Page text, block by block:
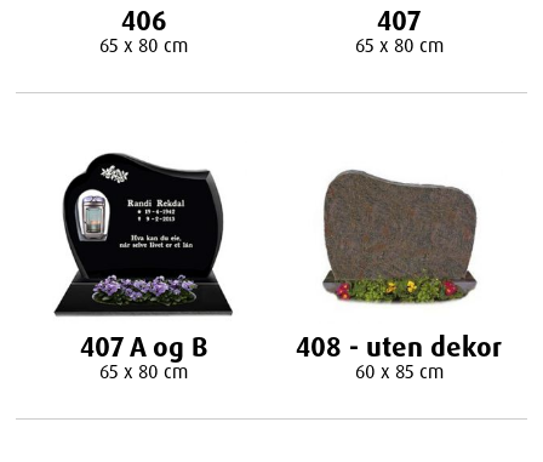
406
65 x 80 cm
407
65 x 80 cm
407 A og B
65 x 80 cm
408 - uten dekor
60 x 85 cm